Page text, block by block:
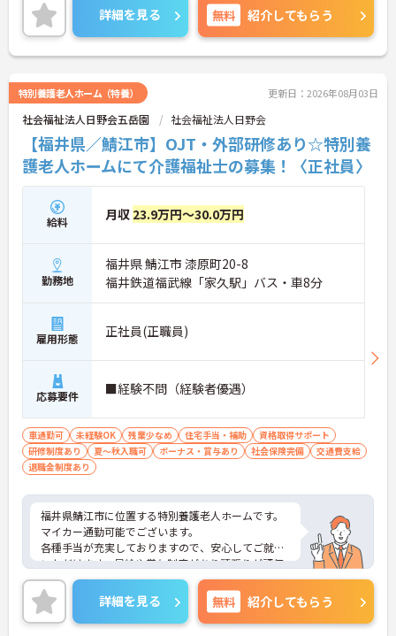
詳細を見る 無料 紹介してもらう
特別養護老人ホーム（特養） 更新日：2026年08月03日
社会福祉法人日野会五岳園 社会福祉法人日野会
【福井県／鯖江市】OJT・外部研修あり☆特別養
護老人ホームにて介護福祉士の募集！〈正社員〉
給料 月収 23.9万円～30.0万円
勤務地
福井県 鯖江市 漆原町20-8
福井鉄道福武線「家久駅」バス・車8分
雇用形態 正社員(正職員)
応募要件 ■経験不問（経験者優遇）
車通勤可 未経験OK 残業少なめ 住宅手当・補助
資格取得サポート
研修制度あり
夏～秋入職可 ボーナス・賞与あり 社会保険完備
交通費支給
退職金制度あり
福井県鯖江市に位置する特別養護老人ホームです。
マイカー通勤可能でございます。
各種手当が充実しておりますので、安心してご就業
いただけます。昇給や賞与制度があり頑張りが評価
されてしっかりと職員に還元されます。
ご興味のある方には、面接対策ポイントなど、さら
に詳細をお話しいたしますのでお気軽にご相談くだ
さい！
詳細を見る 無料 紹介してもらう